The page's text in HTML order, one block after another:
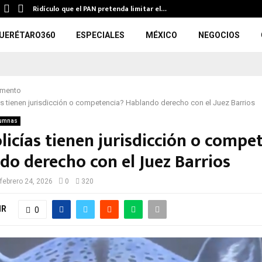
Ridículo que el PAN pretenda limitar el…
ESPECIALES MÉXICO NEGOCIOS
tienen jurisdicción o competencia? Hablando derecho con el Juez Barrios
tienen jurisdicción o
derecho con el Juez Barrios
febrero 24, 2026 0 320
0